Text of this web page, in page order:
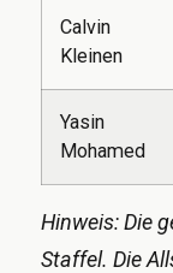
Calvin
Kleinen
Yasin
Mohamed
Hinweis: Die
Staffel. Die